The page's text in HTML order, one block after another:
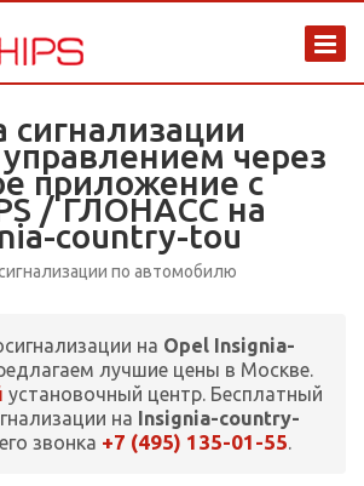
сигнализации
через
приложение с
/ ГЛОНАСС на
country-tou
по автомобилю
на Opel Insignia-
лучшие цены в Москве.
установочный центр. Бесплатный
на
Insignia-country-
звонка +7 (495) 135-01-55.